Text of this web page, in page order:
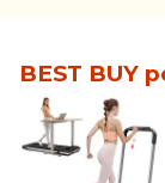
BEST BUY